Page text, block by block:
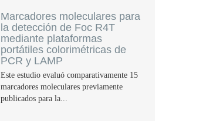
Marcadores moleculares para
la detección de Foc R4T
mediante plataformas
portátiles colorimétricas de
PCR y LAMP
Este estudio evaluó comparativamente 15
marcadores moleculares previamente
publicados para la...